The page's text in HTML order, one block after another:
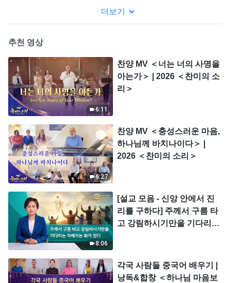
더보기
추천 영상
6:11
찬양 MV ＜너는 너의 사명을
아는가＞ | 2026 ＜찬미의 소
리＞
6:27
찬양 MV ＜충성스러운 마음,
하나님께 바치나이다＞ |
2026 ＜찬미의 소리＞
8:06
[설교 모음 - 신앙 안에서 진
리를 구하다] 주께서 구름 타
고 강림하시기만을 기다리는
각국 사람들 중국어 배우기 |
낭독&합창 ＜하나님 마음보